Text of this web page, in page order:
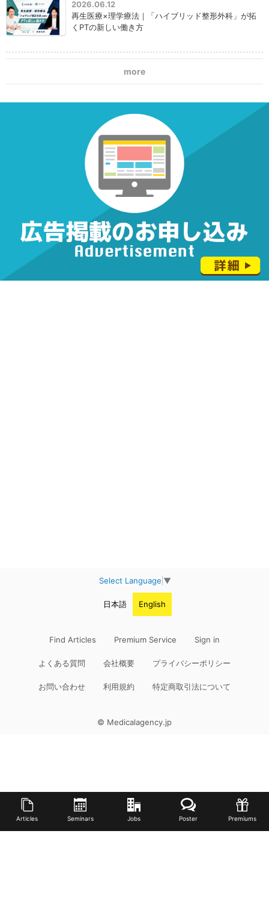
Articles Seminars Jobs Poster Premiums
2026.06.12
再生医療×理学療法｜「ハイブリッド整形外科」が拓
くPTの新しい働き方
more
Select Language ▼
日本語 English
Find Articles Premium Service Sign in
よくある質問 会社概要 プライバシーポリシー
お問い合わせ 利用規約 特定商取引法について
© Medicalagency.jp